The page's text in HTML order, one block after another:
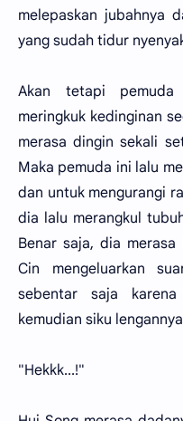
melepaskan jubahnya
yang sudah tidur
Akan tetapi
meringkuk kedinginan
merasa dingin sekali
Maka pemuda ini lalu
dan untuk mengurangi
dia lalu merangkul
Benar saja, dia
Cin mengeluarkan
sebentar saja
kemudian siku
"Hekkk...!"